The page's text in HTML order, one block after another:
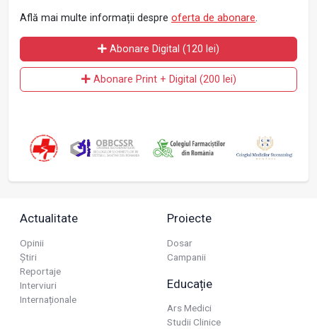
Află mai multe informații despre oferta de abonare.
Abonare Digital (120 lei)
Abonare Print + Digital (200 lei)
Actualitate
Opinii
Știri
Reportaje
Interviuri
Internaționale
Proiecte
Dosar
Campanii
Educație
Ars Medici
Studii Clinice